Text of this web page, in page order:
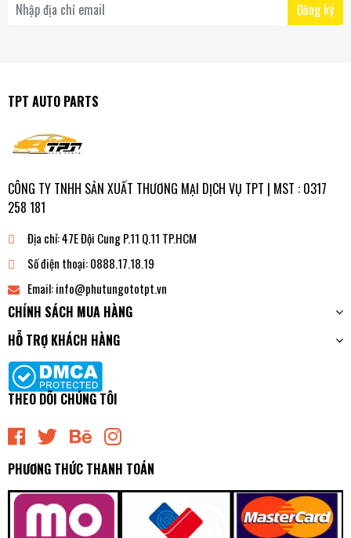
Đăng ký
TPT AUTO PARTS
CÔNG TY TNHH SẢN XUẤT THƯƠNG MẠI DỊCH VỤ TPT | MST : 0317
258 181
Địa chỉ:47E Đội Cung P.11 Q.11 TP.HCM
Số điện thoại:0888.17.18.19
Email:info@phutungototpt.vn
CHÍNH SÁCH MUA HÀNG
HỖ TRỢ KHÁCH HÀNG
THEO DÕI CHÚNG TÔI
PHƯƠNG THỨC THANH TOÁN